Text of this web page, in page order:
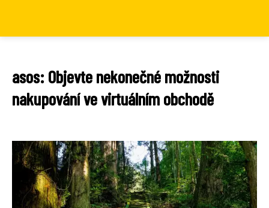
asos: Objevte nekonečné možnosti
nakupování ve virtuálním obchodě